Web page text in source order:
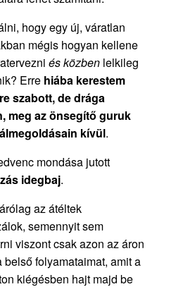
hogy egy új, váratlan
mégis hogyan kellene
ésközben lelkileg
Erre hiába kerestem
szabott, de drága
meg az önsegítő guruk
kívül.
mondása jutott
idegbaj.
az átéltek
semennyit sem
viszont csak azon az áron
folyamataimat, amit a
kiégésben hajt majd be